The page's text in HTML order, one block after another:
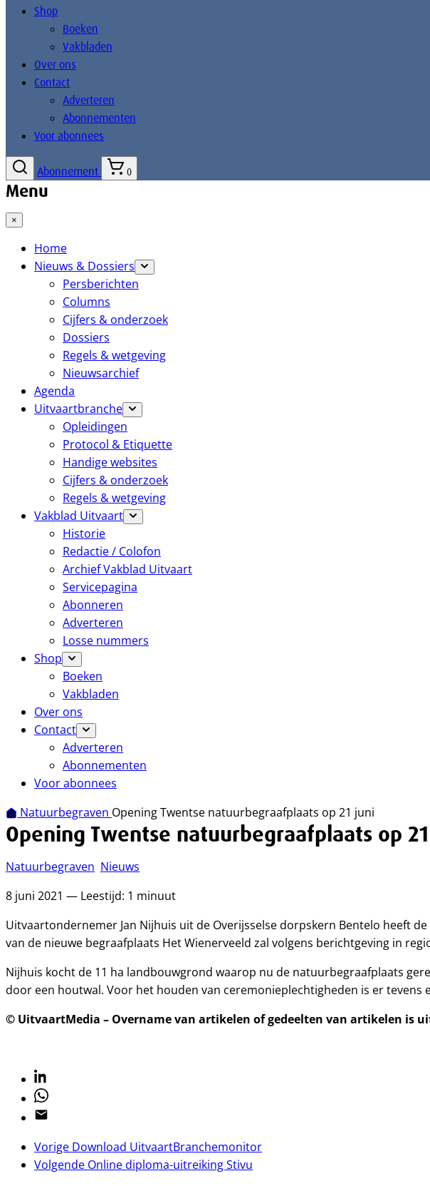
Shop
Boeken
Vakbladen
Over ons
Contact
Adverteren
Abonnementen
Voor abonnees
Abonnement 0
Menu
×
Home
Nieuws & Dossiers
Persberichten
Columns
Cijfers & onderzoek
Dossiers
Regels & wetgeving
Nieuwsarchief
Agenda
Uitvaartbranche
Opleidingen
Protocol & Etiquette
Handige websites
Cijfers & onderzoek
Regels & wetgeving
Vakblad Uitvaart
Historie
Redactie / Colofon
Archief Vakblad Uitvaart
Servicepagina
Abonneren
Adverteren
Losse nummers
Shop
Boeken
Vakbladen
Over ons
Contact
Adverteren
Abonnementen
Voor abonnees
Natuurbegraven Opening Twentse natuurbegraafplaats op 21 juni
Opening Twentse natuurbegraafplaats op
Natuurbegraven Nieuws
8 juni 2021 — Leestijd: 1 minuut
Uitvaartondernemer Jan Nijhuis uit de Overijsselse dorpskern Bentelo heeft
van de nieuwe begraafplaats Het Wienerveeld zal volgens berichtgeving in
Nijhuis kocht de 11 ha landbouwgrond waarop nu de natuurbegraafplaats
door een houtwal. Voor het houden van ceremonieplechtigheden is er tevens
© UitvaartMedia – Overname van artikelen of gedeelten van artikelen is
Linkedin
Whatsapp
Email
Vorige Download UitvaartBranchemonitor
Volgende Online diploma-uitreiking Stivu